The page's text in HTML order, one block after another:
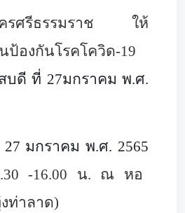
ครศรีธรรมราช ให้
ป้องกันโรคโควิด-19
บดี ที่ 27มกราคม พ.ศ.
มกราคม พ.ศ. 2565
-16.00 น. ณ หอ
ท่าลาด)